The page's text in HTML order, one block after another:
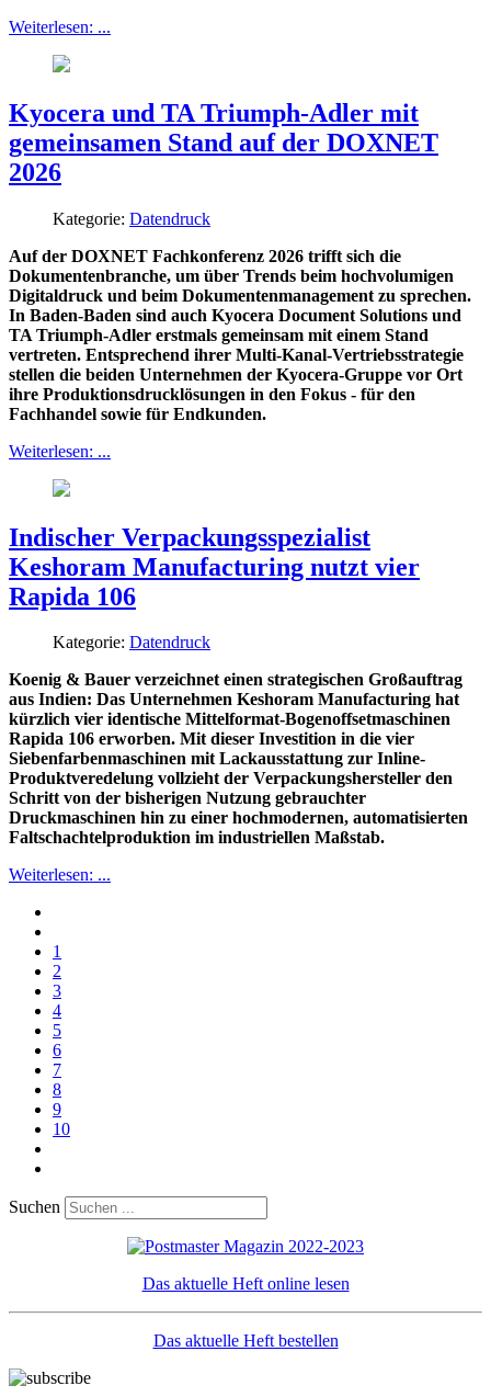
Weiterlesen: ...
Kyocera und TA Triumph-Adler mit
gemeinsamen Stand auf der DOXNET
2026
Kategorie: Datendruck
Auf der DOXNET Fachkonferenz 2026 trifft sich die
Dokumentenbranche, um über Trends beim hochvolumigen
Digitaldruck und beim Dokumentenmanagement zu sprechen.
In Baden-Baden sind auch Kyocera Document Solutions und
TA Triumph-Adler erstmals gemeinsam mit einem Stand
vertreten. Entsprechend ihrer Multi-Kanal-Vertriebsstrategie
stellen die beiden Unternehmen der Kyocera-Gruppe vor Ort
ihre Produktionsdrucklösungen in den Fokus - für den
Fachhandel sowie für Endkunden.
Weiterlesen: ...
Indischer Verpackungsspezialist
Keshoram Manufacturing nutzt vier
Rapida 106
Kategorie: Datendruck
Koenig & Bauer verzeichnet einen strategischen Großauftrag
aus Indien: Das Unternehmen Keshoram Manufacturing hat
kürzlich vier identische Mittelformat-Bogenoffsetmaschinen
Rapida 106 erworben. Mit dieser Investition in die vier
Siebenfarbenmaschinen mit Lackausstattung zur Inline-
Produktveredelung vollzieht der Verpackungshersteller den
Schritt von der bisherigen Nutzung gebrauchter
Druckmaschinen hin zu einer hochmodernen, automatisierten
Faltschachtelproduktion im industriellen Maßstab.
Weiterlesen: ...
1
2
3
4
5
6
7
8
9
10
Suchen
Das aktuelle Heft online lesen
Das aktuelle Heft bestellen